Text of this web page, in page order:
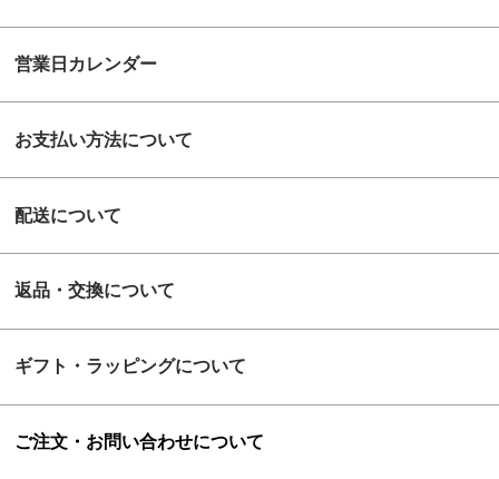
営業日カレンダー
お支払い方法について
配送について
返品・交換について
ギフト・ラッピングについて
ご注文・お問い合わせについて